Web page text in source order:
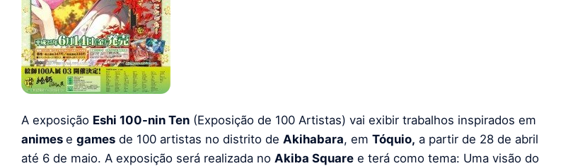
A exposição Eshi 100-nin Ten (Exposição de 100 Artistas) vai exibir trabalhos inspirados em
animes e games de 100 artistas no distrito de Akihabara, em Tóquio, a partir de 28 de abril
até 6 de maio. A exposição será realizada no Akiba Square e terá como tema: Uma visão do